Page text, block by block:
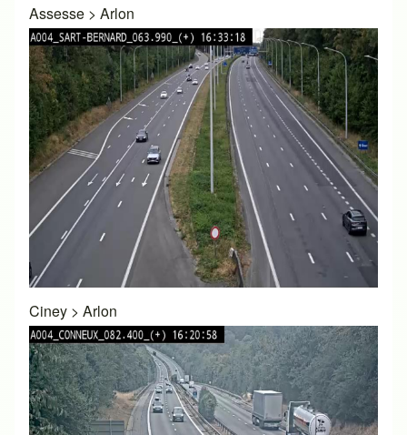
Assesse > Arlon
Ciney > Arlon